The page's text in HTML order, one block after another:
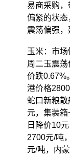
易商采购
偏紧的状
震荡偏强，
玉米：市
周二玉震
价跌0.67%
港价格
蛇口新粮
元，集装
日降价10
2700元/吨
元/吨，内